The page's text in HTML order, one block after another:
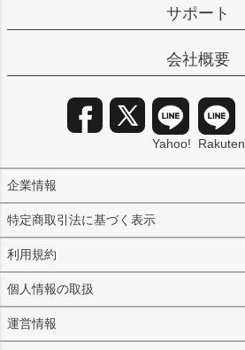
サポート
会社概要
企業情報
特定商取引法に基づく表示
利用規約
個人情報の取扱
運営情報
Yahoo! Rakuten